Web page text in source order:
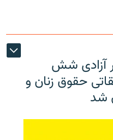
آزادی شش
حقوق زنان و
شد